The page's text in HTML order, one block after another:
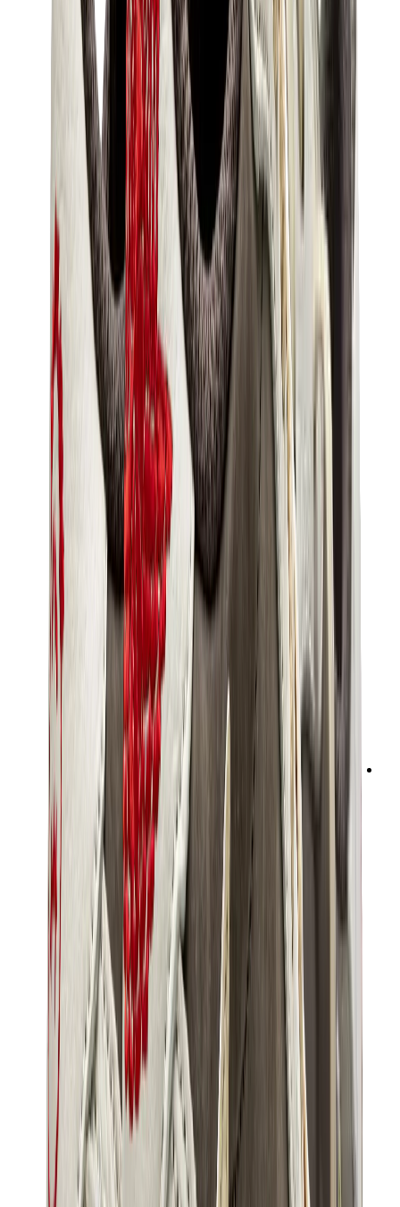
سنيكرز للأطفال
جوردن للأطفال
ييزي للأطفال
نايكي للأطفال
View All
سنيكرز للأطفال
بيركين
كيلي
كونستانس
بيكوتان
حقائب هيرميس للرجال
View All
هيرميس